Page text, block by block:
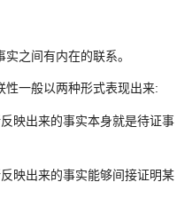
之间有内在的联系。
一般以两种形式表现出来:
出来的事实本身就是待证事
出来的事实能够间接证明某